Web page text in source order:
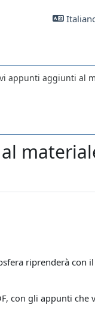
appunti aggiunti al
riprenderà con
con gli appunti che